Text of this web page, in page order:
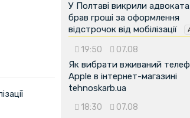
У Полтаві викрили
брав гроші за оформлення
відстрочок від мобілізації
19:50 07.08
Як вибрати вживаний
Apple в інтернет-магазині
tehnoskarb.ua
18:30 07.08